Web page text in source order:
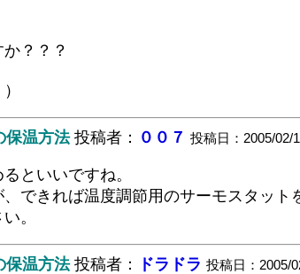
？？？
保温方法投稿者： ００７ 投稿日：2005/02/
といいですね。
できれば温度調節用のサーモスタット
。
保温方法投稿者： ドラドラ 投稿日：2005/